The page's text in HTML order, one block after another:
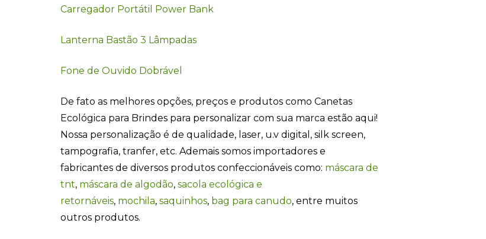
Carregador Portátil Power Bank
Lanterna Bastão 3 Lâmpadas
Fone de Ouvido Dobrável
De fato as melhores opções, preços e produtos como Canetas
Ecológica para Brindes para personalizar com sua marca estão aqui!
Nossa personalização é de qualidade, laser, u.v digital, silk screen,
tampografia, tranfer, etc. Ademais somos importadores e
fabricantes de diversos produtos confeccionáveis como: máscara de
tnt, máscara de algodão, sacola ecológica e
retornáveis, mochila, saquinhos, bag para canudo, entre muitos
outros produtos.
online